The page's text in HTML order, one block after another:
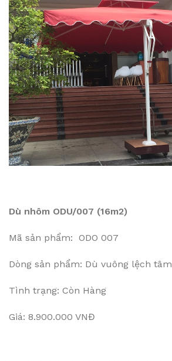
Dù nhôm ODU/007 (16m2)
Mã sản phẩm: ODO 007
Dòng sản phẩm: Dù vuông lệch tâm
Tình trạng: Còn Hàng
Giá: 8.900.000 VNĐ